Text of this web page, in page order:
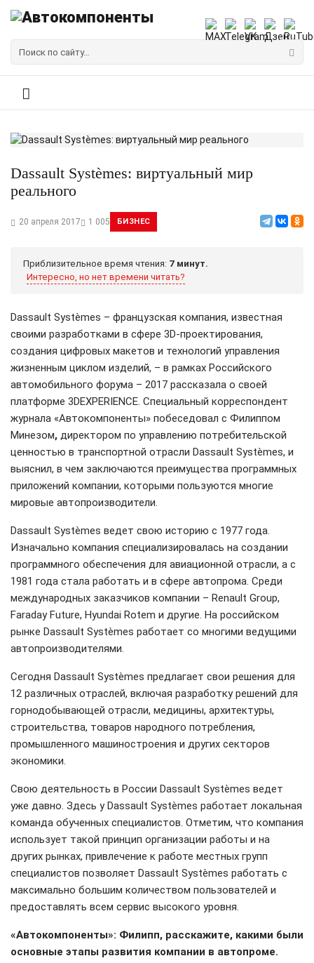
Dassault Systèmes: виртуальный мир
реального
20 апреля 2017 1 005 БИЗНЕС
Приблизительное время чтения: 7 минут.
Интересно, но нет времени читать?
Dassault Systèmes – французская компания, известная
своими разработками в сфере 3D-проектирования,
создания цифровых макетов и технологий управления
жизненным циклом изделий, – в рамках Российского
автомобильного форума – 2017 рассказала о своей
платформе 3DEXPERIENCE. Специальный корреспондент
журнала «Автокомпоненты» побеседовал с Филиппом
Минезом, директором по управлению потребительской
ценностью в транспортной отрасли Dassault Systèmes, и
выяснил, в чем заключаются преимущества программных
приложений компании, которыми пользуются многие
мировые автопроизводители.
Dassault Systèmes ведет свою историю с 1977 года.
Изначально компания специализировалась на создании
программного обеспечения для авиационной отрасли, а с
1981 года стала работать и в сфере автопрома. Среди
международных заказчиков компании – Renault Group,
Faraday Future, Hyundai Rotem и другие. На российском
рынке Dassault Systèmes работает со многими ведущими
автопроизводителями.
Сегодня Dassault Systèmes предлагает свои решения для
12 различных отраслей, включая разработку решений для
горнодобывающей отрасли, медицины, архитектуры,
строительства, товаров народного потребления,
промышленного машиностроения и других секторов
экономики.
Свою деятельность в России Dassault Systèmes ведет
уже давно. Здесь у Dassault Systèmes работает локальная
команда обученных специалистов. Отметим, что компания
использует такой принцип организации работы и на
других рынках, привлечение к работе местных групп
специалистов позволяет Dassault Systèmes работать с
максимально большим количеством пользователей и
предоставлять всем сервис высокого уровня.
«Автокомпоненты»: Филипп, расскажите, какими были
основные этапы развития компании в автопроме.